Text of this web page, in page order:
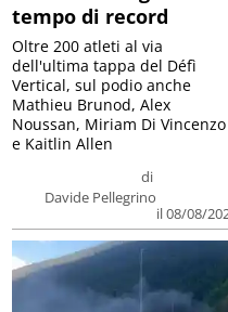
tempo di record
di
Davide Pellegrino
il 08/08/
Oltre 200 atleti al via
dell'ultima tappa del Défì
Vertical, sul podio anche
Mathieu Brunod, Alex
Noussan, Miriam Di Vincenzo
e Kaitlin Allen